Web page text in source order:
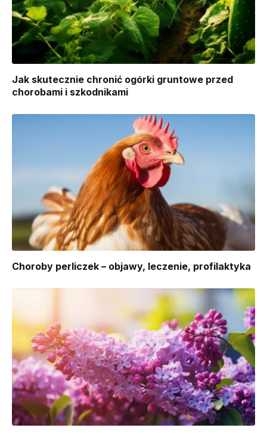
Jak skutecznie chronić ogórki gruntowe przed
chorobami i szkodnikami
Choroby perliczek – objawy, leczenie, profilaktyka